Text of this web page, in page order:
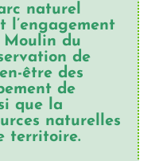
naturel
l’engagement
Moulin du
de
être des
de
que la
naturelles
territoire.